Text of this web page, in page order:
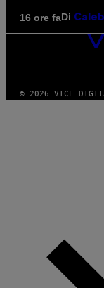
16 ore faDi
VICE
© 2026 VICE